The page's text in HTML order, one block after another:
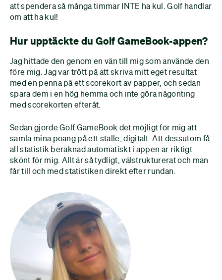
att spendera så många timmar INTE ha kul. Golf handlar
om att ha kul!
Hur upptäckte du Golf GameBook-appen?
Jag hittade den genom en vän till mig som använde den
före mig. Jag var trött på att skriva mitt eget resultat
med en penna på ett scorekort av papper, och sedan
spara dem i en hög hemma och inte göra någonting
med scorekorten efteråt.
Sedan gjorde Golf GameBook det möjligt för mig att
samla mina poäng på ett ställe, digitalt. Att dessutom få
all statistik beräknad automatiskt i appen är riktigt
skönt för mig. Allt är så tydligt, välstrukturerat och man
får till och med statistiken direkt efter rundan.